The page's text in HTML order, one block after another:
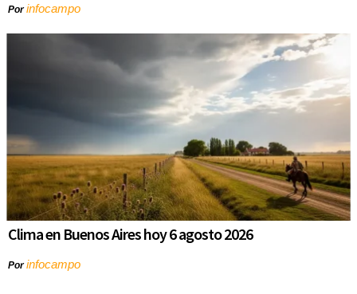
Porinfocampo
Clima en Buenos Aires hoy 6 agosto 2026
Porinfocampo